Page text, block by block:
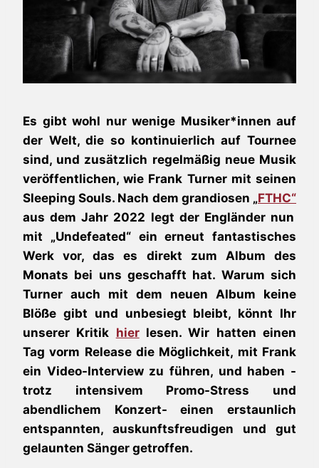
Es gibt wohl nur wenige Musiker*innen auf
der Welt, die so kontinuierlich auf Tournee
sind, und zusätzlich regelmäßig neue Musik
veröffentlichen, wie Frank Turner mit seinen
Sleeping Souls. Nach dem grandiosen „FTHC“
aus dem Jahr 2022 legt der Engländer nun
mit „Undefeated“ ein erneut fantastisches
Werk vor, das es direkt zum Album des
Monats bei uns geschafft hat. Warum sich
Turner auch mit dem neuen Album keine
Blöße gibt und unbesiegt bleibt, könnt Ihr
unserer Kritik hierlesen. Wir hatten einen
Tag vorm Release die Möglichkeit, mit Frank
ein Video-Interview zu führen, und haben -
trotz intensivem Promo-Stress und
abendlichem Konzert- einen erstaunlich
entspannten, auskunftsfreudigen und gut
gelaunten Sänger getroffen.